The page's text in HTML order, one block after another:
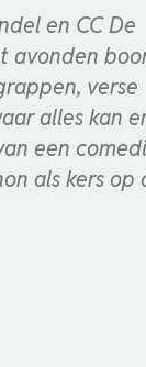
en CC De
avonden
verse
alles kan
een
als kers op